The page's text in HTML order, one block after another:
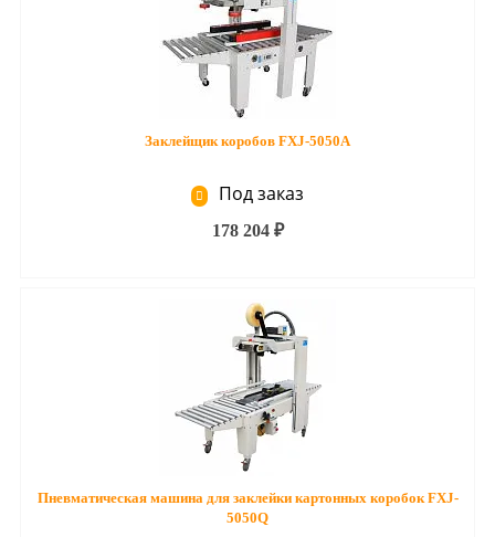
Заклейщик коробов FXJ-5050A
Под заказ
178 204 ₽
Пневматическая машина для заклейки картонных коробок FXJ-
5050Q